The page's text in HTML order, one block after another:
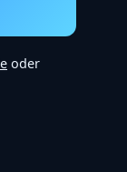
oder